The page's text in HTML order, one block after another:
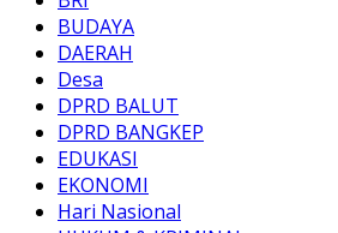
BUDAYA
DAERAH
Desa
DPRD BALUT
DPRD BANGKEP
EDUKASI
EKONOMI
Hari Nasional